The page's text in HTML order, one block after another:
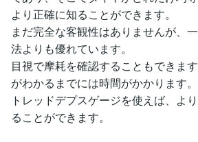
より正確に知ることができます。
まだ完全な客観性はありませんが、
法よりも優れています。
目視で摩耗を確認することもできま
がわかるまでには時間がかかります。
トレッドデプスゲージを使えば、よ
ることができます。